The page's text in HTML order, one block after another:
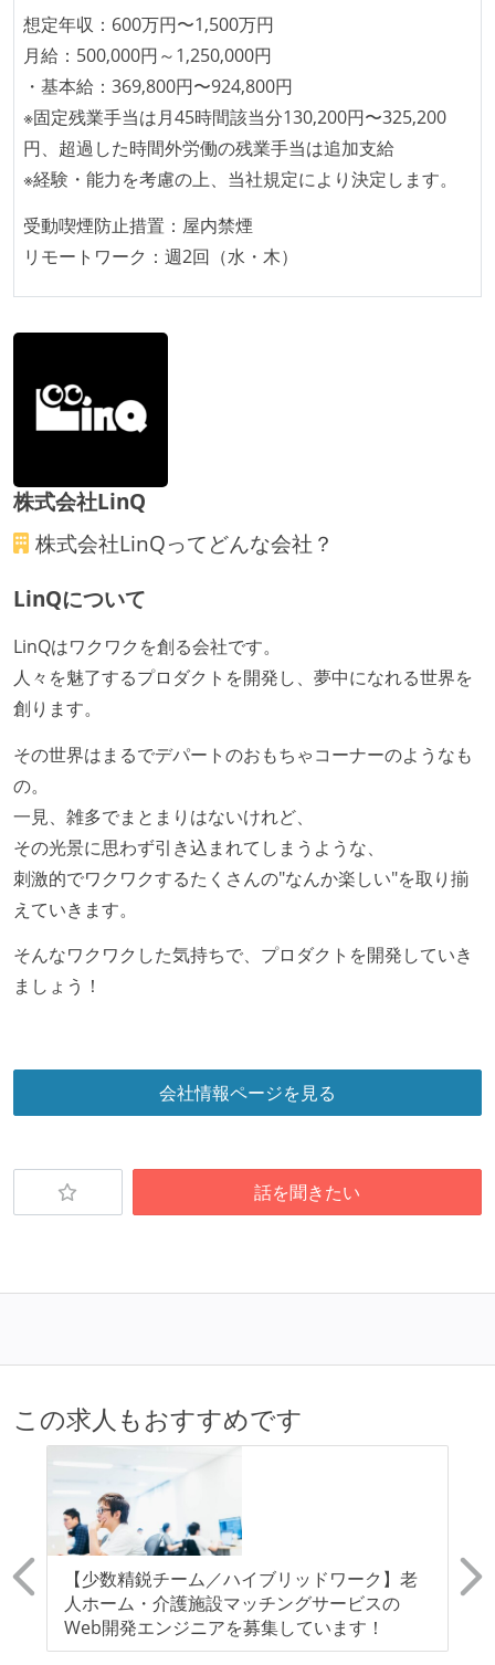
本番にデプロイされるコードには、全てコードレビュ
ーまたはペアプログラミングを実施している
「リファクタリングは随時行われるべき」という価値
観をメンバー全員が共有しており、日常的に実施して
いる
何らかのコーディング規約をチーム全体で遵守するよ
提出されたコードには自動的にリグレッションテスト
が実行される環境が構築されている
コード品質評価ツールを導入して、メンバーが常に確
ほとんどのプロダクトコードに単体テストを記述、実
る
機能の実装と同時にテストコードを記述している
る
アジャイル実践状況
1ヶ月以下の短い期間でのイテレーション開発を実践
している
デイリーでスタンドアップミーティング、またはそれ
タスク見積もりの単位には絶対量（人日など）ではな
く相対ポイントを用い、極力複数人の意見を調整する
形で行っている
継続的なデプロイ（デリバリー）を行っている
ワークフローの整備
全てのコードをバージョン管理ツールで管理している
自動（＝システム化され、1コマンドで実行できる）
ビルド、自動デプロイ環境が整備されている
Code）の環境が整備されている
ージャー以上の会議での議事録が社員にも公開されて
KPI などチームの目標・実績値について、メンバーの
ドキュメントの整備やペアプロ、モブワークなど、ナ
レッジの共有を積極的に行っている（属人性を減らす
取り組みをしている）
大規模サービスの開発
同時接続ユーザー数（数千以上）
テーブル数が多い (数百以上)
大規模テーブルあり（1テーブルあたり数千万レコー
想定年収：600万円〜1,500万円
月給：500,000円～1,250,000円
・基本給：369,800円〜924,800円
※固定残業手当は月45時間該当分130,200円〜325,200
円、超過した時間外労働の残業手当は追加支給
※経験・能力を考慮の上、当社規定により決定します。
受動喫煙防止措置：屋内禁煙
リモートワーク：週2回（水・木）
株式会社LinQ
株式会社LinQってどんな会社？
LinQについて
LinQはワクワクを創る会社です。
人々を魅了するプロダクトを開発し、夢中になれる世界を
創ります。
その世界はまるでデパートのおもちゃコーナーのようなも
の。
一見、雑多でまとまりはないけれど、
その光景に思わず引き込まれてしまうような、
刺激的でワクワクするたくさんの"なんか楽しい"を取り揃
えていきます。
そんなワクワクした気持ちで、プロダクトを開発していき
ましょう！
会社情報ページを見る
話を聞きたい
この求人もおすすめです
【少数精鋭チーム／ハイブリッドワーク】老
人ホーム・介護施設マッチングサービスの
Web開発エンジニアを募集しています！